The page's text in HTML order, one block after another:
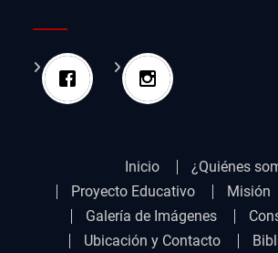
Inicio
¿Quiénes
Proyecto Educativo
Misión
Galería de Imágenes
Ubicación y Contacto